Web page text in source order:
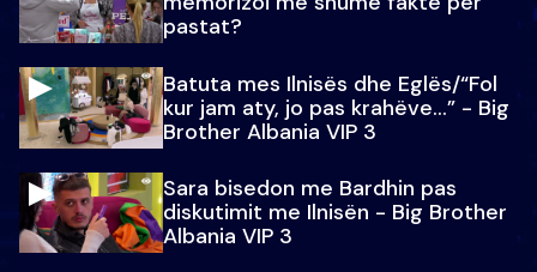
pastat?
Batuta mes Ilnisës dhe Eglës/“Fol
kur jam aty, jo pas krahëve…” - Big
Brother Albania VIP 3
Sara bisedon me Bardhin pas
diskutimit me Ilnisën - Big Brother
Albania VIP 3